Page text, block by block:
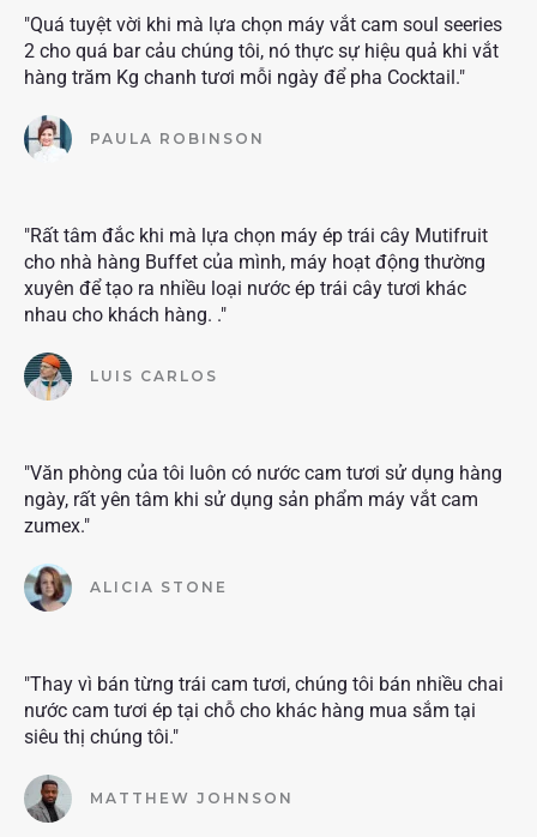
"Quá tuyệt vời khi mà lựa chọn máy vắt cam soul seeries
2 cho quá bar cảu chúng tôi, nó thực sự hiệu quả khi vắt
hàng trăm Kg chanh tươi mỗi ngày để pha Cocktail."
PAULA ROBINSON
"Rất tâm đắc khi mà lựa chọn máy ép trái cây Mutifruit
cho nhà hàng Buffet của mình, máy hoạt động thường
xuyên để tạo ra nhiều loại nước ép trái cây tươi khác
nhau cho khách hàng. ."
LUIS CARLOS
"Văn phòng của tôi luôn có nước cam tươi sử dụng hàng
ngày, rất yên tâm khi sử dụng sản phẩm máy vắt cam
zumex."
ALICIA STONE
"Thay vì bán từng trái cam tươi, chúng tôi bán nhiều chai
nước cam tươi ép tại chỗ cho khác hàng mua sắm tại
siêu thị chúng tôi."
MATTHEW JOHNSON